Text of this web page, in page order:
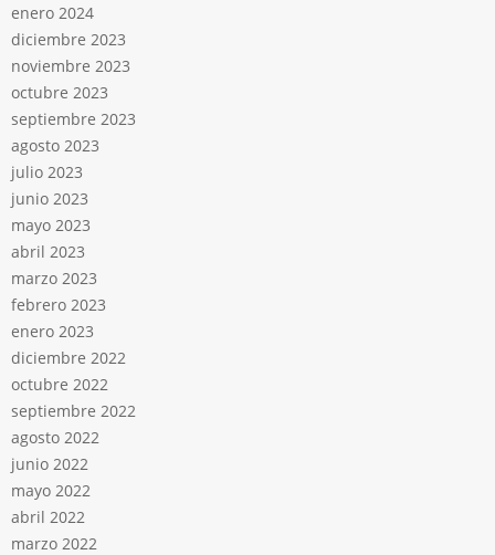
enero 2024
diciembre 2023
noviembre 2023
octubre 2023
septiembre 2023
agosto 2023
julio 2023
junio 2023
mayo 2023
abril 2023
marzo 2023
febrero 2023
enero 2023
diciembre 2022
octubre 2022
septiembre 2022
agosto 2022
junio 2022
mayo 2022
abril 2022
marzo 2022